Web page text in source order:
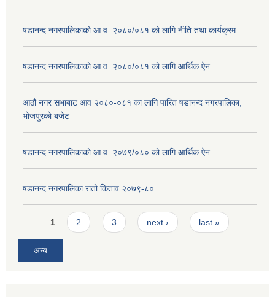
षडानन्द नगरपालिकाको आ.व. २०८०/०८१ को लागि नीति तथा कार्यक्रम
षडानन्द नगरपालिकाको आ.व. २०८०/०८१ को लागि आर्थिक ऐन
आठौ नगर सभाबाट आव २०८०-०८१ का लागि पारित षडानन्द नगरपालिका,
भोजपुरको बजेट
षडानन्द नगरपालिकाको आ.व. २०७९/०८० को लागि आर्थिक ऐन
षडानन्द नगरपालिका रातो किताव २०७९-८०
Pages
1 2 3 next › last »
अन्य